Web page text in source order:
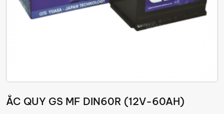
ẮC QUY GS MF DIN60R (12V-60AH)